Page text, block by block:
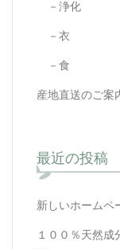
－浄化
－衣
－食
産地直送のご案
最近の投稿
新しいホームペ
１００％天然成